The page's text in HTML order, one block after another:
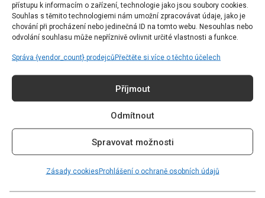
přístupu k informacím o zařízení, technologie jako jsou soubory cookies.
Souhlas s těmito technologiemi nám umožní zpracovávat údaje, jako je
chování při procházení nebo jedinečná ID na tomto webu. Nesouhlas nebo
odvolání souhlasu může nepříznivě ovlivnit určité vlastnosti a funkce.
Správa {vendor_count} prodejcůPřečtěte si více o těchto účelech
Příjmout
Odmítnout
Spravovat možnosti
Zásady cookiesProhlášení o ochraně osobních údajů
Neberte si k srdci negativní komentáře ostatních lidí,
protože nežijí ve vaší kůži. A v neposlední řadě se
vyhýbejte lidem, v jejichž společnosti se necítíte
dobře.
Slova jsou skutečně nejsilnější zbraně, které máme,
a proto s nimi zacházejte opatrně. Na ostatních, ale i
sami na sobě hledejte a vyzdvihujte to dobré a
nehodnoťte ostatní na základě vzhledu. Každý je
totiž dokonalý takový, jaký je.